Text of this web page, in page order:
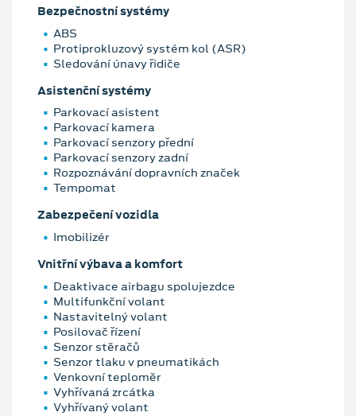
Bezpečnostní systémy
ABS
Protiprokluzový systém kol (ASR)
Sledování únavy řidiče
Asistenční systémy
Parkovací asistent
Parkovací kamera
Parkovací senzory přední
Parkovací senzory zadní
Rozpoznávání dopravních značek
Tempomat
Zabezpečení vozidla
Imobilizér
Vnitřní výbava a komfort
Deaktivace airbagu spolujezdce
Multifunkční volant
Nastavitelný volant
Posilovač řízení
Senzor stěračů
Senzor tlaku v pneumatikách
Venkovní teploměr
Vyhřívaná zrcátka
Vyhřívaný volant